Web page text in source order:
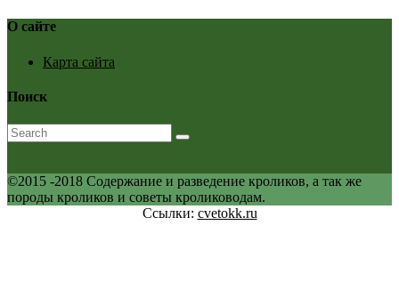
О сайте
Карта сайта
Поиск
©2015 -2018 Содержание и разведение кроликов, а так же
породы кроликов и советы кролиководам.
Ссылки: cvetokk.ru